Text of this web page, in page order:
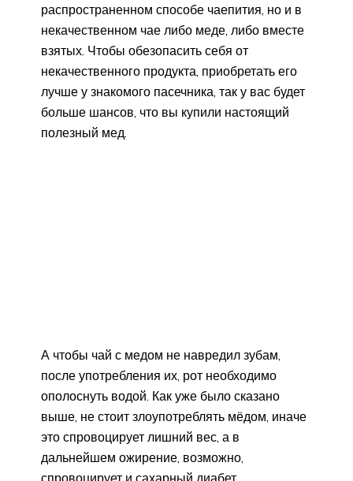
распространенном способе чаепития, но и в
некачественном чае либо меде, либо вместе
взятых. Чтобы обезопасить себя от
некачественного продукта, приобретать его
лучше у знакомого пасечника, так у вас будет
больше шансов, что вы купили настоящий
полезный мед.
А чтобы чай с медом не навредил зубам,
после употребления их, рот необходимо
ополоснуть водой. Как уже было сказано
выше, не стоит злоупотреблять мёдом, иначе
это спровоцирует лишний вес, а в
дальнейшем ожирение, возможно,
спровоцирует и сахарный диабет.